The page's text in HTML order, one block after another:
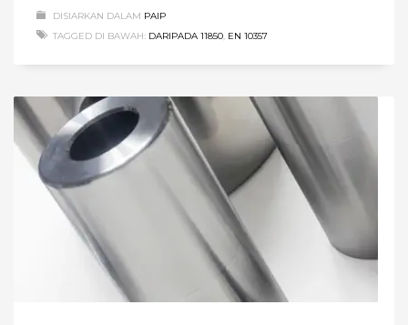
DISIARKAN DALAM PAIP
TAGGED DI BAWAH: DARIPADA 11850, EN 10357